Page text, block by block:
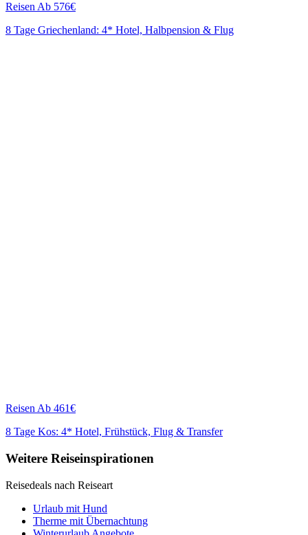
ReisenAb 576€
8 Tage Griechenland: 4* Hotel, Halbpension & Flug
ReisenAb 461€
8 Tage Kos: 4* Hotel, Frühstück, Flug & Transfer
Weitere Reiseinspirationen
Reisedeals nach Reiseart
Urlaub mit Hund
Therme mit Übernachtung